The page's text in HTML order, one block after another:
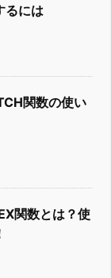
るには
関数の使い
関数とは？使